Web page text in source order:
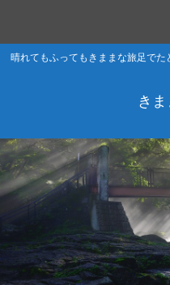
晴れてもふってもきままな旅足で
き